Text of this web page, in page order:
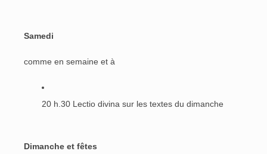
Samedi
comme en semaine et à
20 h.30 Lectio divina sur les textes du dimanche
Dimanche et fêtes